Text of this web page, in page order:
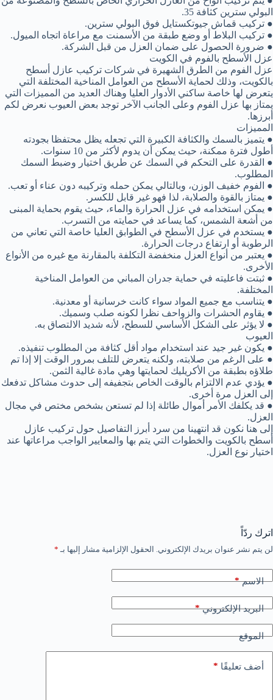
البولي سترين كثافة 35.
● تركيب قماش جيوتكستايل فوق البولي سترين.
● تركيب البلاط أو وضع طبقة من الأسمنت مع مراعاة اتجاه الميول.
● ضرورة الحصول على ضمان العزل من قبل الشركة.
عزل الأسطح بالفوم في الكويت
عزل الفوم من الطرق الشهيرة في شركات تركيب عازل أسطح
بالكويت، وذلك لحماية الأسطح من العوامل المناخية المختلفة التي
يتعرض لها خاصة ساكني الأدوار العليا وهناك العديد من المميزات التي
يمتاز بها عزل الفوم وعلى الجانب الآخر توجد بعض العيوب نعرض لكم
أبرزها.
المميزات
● يتميز بالسمك والكثافة الكبيرة التي تجعله يظل محتفظا بجودته
أطول فترة ممكنة، حيث يمكن أن يدوم لأكثر من 10 سنوات.
● القدرة على التحكم في السمك عن طريق اختيار وضبط السمك
المطلوب.
● الفوم خفيف الوزن، وبالتالي يمكن حمله وتركيبه دون عناء أو تعب.
● يمتاز بالقوة والصلابة، لذا فهو غير قابل للكسر.
● يمكن استخدامه في عزل الحرارة والماء، حيث يقوم بحماية المبنى
من أشعة الشمس، كما يساعد في حمايته من التسرب.
● يستخدم في عزل الأسطح في الطوابق العليا خاصة التي تعاني من
الرطوبة أو ارتفاع درجات الحرارة.
● يعتبر من أنواع العزل منخفضة التكلفة بالمقارنة مع غيره من الأنواع
الأخرى.
● ثبتت فاعليته في حماية جدران المباني من العوامل المناخية
المختلفة.
● يتناسب مع جميع المواد سواء كانت خرسانية أو معدنية.
● يقاوم الحشرات والزواحف نظرا لكونه صلب وسميك.
● لا يؤثر على الشكل الأساسي للسطح، لأنه شديد الالتصاق به.
العيوب
● يكون غير جيد عند استخدام مواد أقل كثافة من المطلوب تنفيذه.
● على الرغم من صلابته، ولكنه يتعرض للتلف بمرور الوقت إلا إذا تم
طلاؤه بطبقة من الأكريليك لحمايتها وهي مادة غالية الثمن.
● يؤدي عدم الالتزام بالوقت الخاص بتجفيفه إلى حدوث مشاكل تدفعك
إلى العزل مرة أخرى.
● قد يكلفك الأمر أموال طائلة إذا لم تستعن بشخص مختص في مجال
العزل.
إلى هنا نكون قد انتهينا من سرد أبرز التفاصيل حول تركيب عازل
أسطح بالكويت والخطوات التي يتم بها والمعايير الواجب مراعاتها عند
اختيار نوع العزل.
اترك ردّاً
لن يتم نشر عنوان بريدك الإلكتروني. الحقول الإلزامية مشار إليها بـ *
الاسم*
البريد الإلكتروني*
الموقع
أضف تعليقًا *